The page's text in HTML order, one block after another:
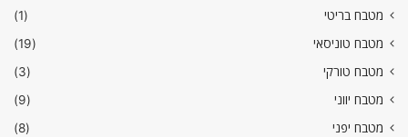
מטבח בריטי
(1)
מטבח טוניסאי
(19)
מטבח טורקי
(3)
מטבח יווני
(9)
מטבח יפני
(8)